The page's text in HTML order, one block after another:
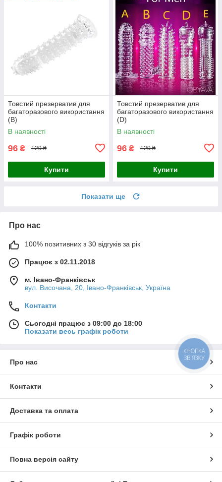
Товстий презерватив для
багаторазового використання
(B)
В наявності
96 ₴ 120 ₴
Купити
Товстий презерватив для
багаторазового використання
(D)
В наявності
96 ₴ 120 ₴
Купити
Показати ще
Про нас
100% позитивних з 30 відгуків за рік
Працює з 02.11.2018
м. Івано-Франківськ
вул. Височана, 20, Івано-Франківськ, Україна
Контакти
Сьогодні працює з 09:00 до 18:00
Показати весь графік роботи
Про нас
Контакти
Доставка та оплата
Графік роботи
Повна версія сайту
КНОПКА
ЗВ'ЯЗКУ